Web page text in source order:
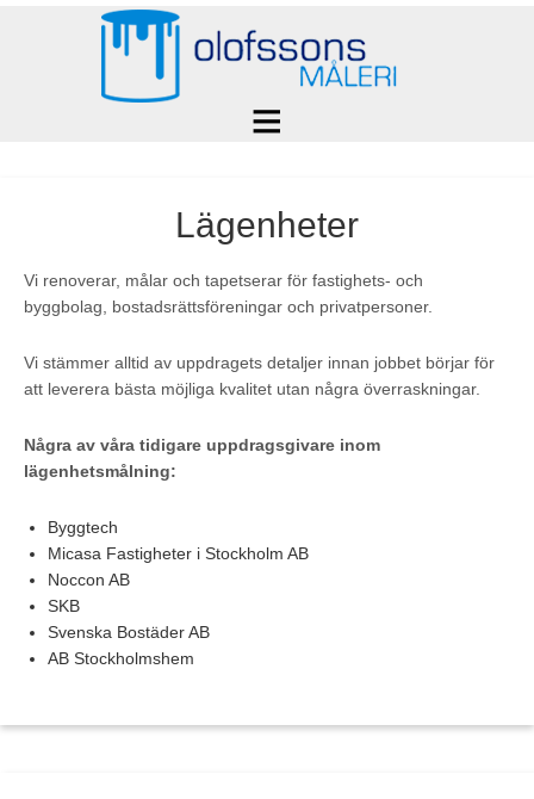
Lägenheter
Vi renoverar, målar och tapetserar för fastighets- och
byggbolag, bostadsrättsföreningar och privatpersoner.
Vi stämmer alltid av uppdragets detaljer innan jobbet börjar för
att leverera bästa möjliga kvalitet utan några överraskningar.
Några av våra tidigare uppdragsgivare inom
lägenhetsmålning:
Byggtech
Micasa Fastigheter i Stockholm AB
Noccon AB
SKB
Svenska Bostäder AB
AB Stockholmshem